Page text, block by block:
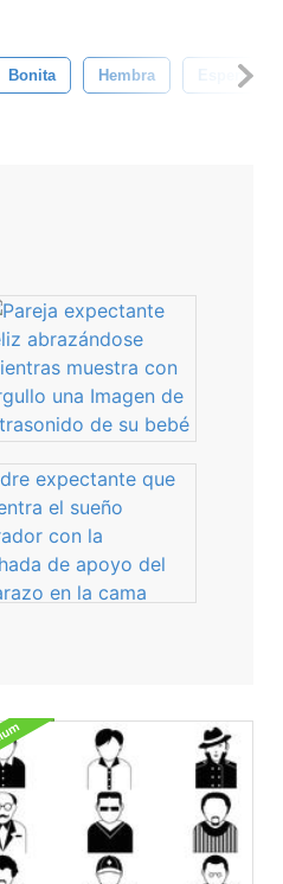
Bonita Hembra Esperando